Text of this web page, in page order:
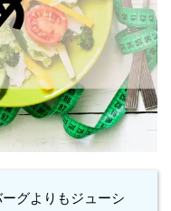
グよりもジューシ